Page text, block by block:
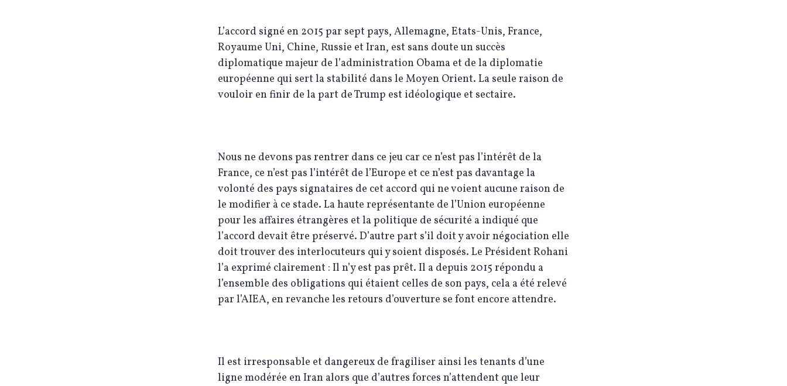
L’accord signé en 2015 par sept pays, Allemagne, Etats-Unis, France,
Royaume Uni, Chine, Russie et Iran, est sans doute un succès
diplomatique majeur de l’administration Obama et de la diplomatie
européenne qui sert la stabilité dans le Moyen Orient. La seule raison de
vouloir en finir de la part de Trump est idéologique et sectaire.
Nous ne devons pas rentrer dans ce jeu car ce n’est pas l’intérêt de la
France, ce n’est pas l’intérêt de l’Europe et ce n’est pas davantage la
volonté des pays signataires de cet accord qui ne voient aucune raison de
le modifier à ce stade. La haute représentante de l’Union européenne
pour les affaires étrangères et la politique de sécurité a indiqué que
l’accord devait être préservé. D’autre part s’il doit y avoir négociation elle
doit trouver des interlocuteurs qui y soient disposés. Le Président Rohani
l’a exprimé clairement : Il n’y est pas prêt. Il a depuis 2015 répondu a
l’ensemble des obligations qui étaient celles de son pays, cela a été relevé
par l’AIEA, en revanche les retours d’ouverture se font encore attendre.
Il est irresponsable et dangereux de fragiliser ainsi les tenants d’une
ligne modérée en Iran alors que d’autres forces n’attendent que leur